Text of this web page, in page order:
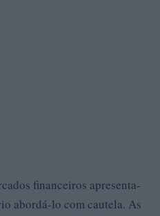
financeiros apresenta-
abordá-lo com cautela. As